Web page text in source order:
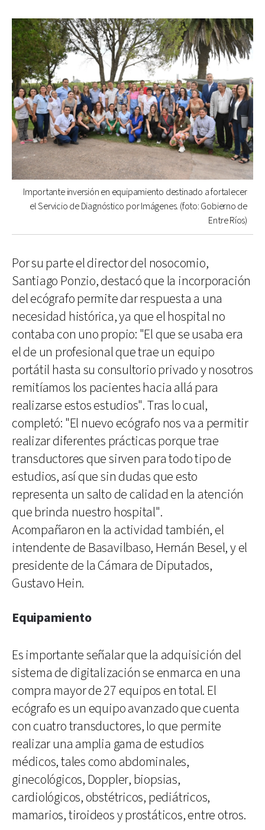
Importante inversión en equipamiento destinado a fortalecer
el Servicio de Diagnóstico por Imágenes. (foto: Gobierno de
Entre Ríos)
Por su parte el director del nosocomio,
Santiago Ponzio, destacó que la incorporación
del ecógrafo permite dar respuesta a una
necesidad histórica, ya que el hospital no
contaba con uno propio: "El que se usaba era
el de un profesional que trae un equipo
portátil hasta su consultorio privado y nosotros
remitíamos los pacientes hacia allá para
realizarse estos estudios". Tras lo cual,
completó: "El nuevo ecógrafo nos va a permitir
realizar diferentes prácticas porque trae
transductores que sirven para todo tipo de
estudios, así que sin dudas que esto
representa un salto de calidad en la atención
que brinda nuestro hospital".
Acompañaron en la actividad también, el
intendente de Basavilbaso, Hernán Besel, y el
presidente de la Cámara de Diputados,
Gustavo Hein.
Equipamiento
Es importante señalar que la adquisición del
sistema de digitalización se enmarca en una
compra mayor de 27 equipos en total. El
ecógrafo es un equipo avanzado que cuenta
con cuatro transductores, lo que permite
realizar una amplia gama de estudios
médicos, tales como abdominales,
ginecológicos, Doppler, biopsias,
cardiológicos, obstétricos, pediátricos,
mamarios, tiroideos y prostáticos, entre otros.